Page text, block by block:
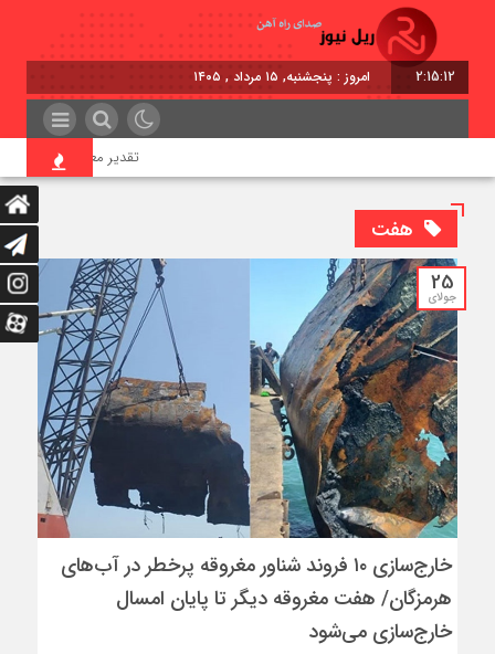
2:15:13 امروز : پنجشنبه, ۱۵ مرداد , ۱۴۰۵
تقدیر معاون اول
هفت
25
جولای
خارج‌سازی ۱۰ فروند شناور مغروقه پرخطر در آب‌های
هرمزگان/ هفت مغروقه‌ دیگر تا پایان امسال
خارج‌سازی می‌شود